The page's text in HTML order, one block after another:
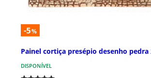
-5%
Painel cortiça presépio desenho pedra
DISPONÍVEL